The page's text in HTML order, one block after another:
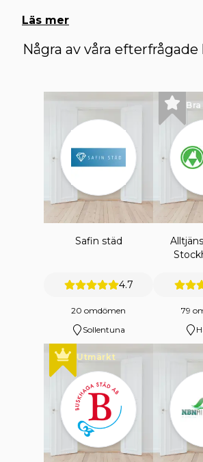
Läs mer
Några av våra
Safin städ
4.7
20 omdömen
Sollentuna
Bra
79
Utmärkt